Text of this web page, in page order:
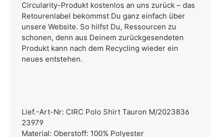
Circularity-Produkt kostenlos an uns zurück – das
Retourenlabel bekommst Du ganz einfach über
unsere Website. So hilfst Du, Ressourcen zu
schonen, denn aus Deinem zurückgesendeten
Produkt kann nach dem Recycling wieder ein
neues entstehen.
Lief.-Art-Nr: CIRC Polo Shirt Tauron M/2023836
23979
Material: Oberstoff: 100% Polyester